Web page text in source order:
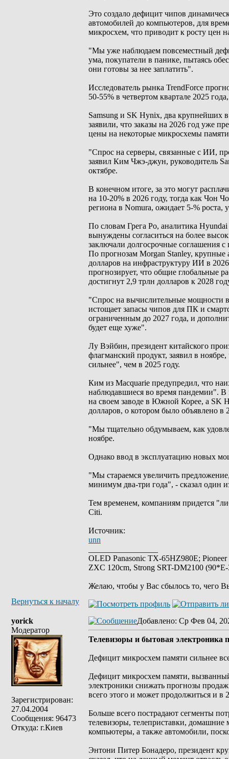
Это создало дефицит чипов
автомобилей до компьютеров, для
микросхем, что приводит к росту цен
"Мы уже наблюдаем повсеместный
ума, покупатели в панике, пытаясь
они готовы за нее заплатить".
Исследователь рынка TrendForce
50-55% в четвертом квартале 2025
Samsung и SK Hynix, два крупнейших
заявили, что заказы на 2026 год уже
цены на некоторые микросхемы
"Спрос на серверы, связанные с ИИ,
заявил Ким Чжэ-джун, руководитель
октябре.
В конечном итоге, за это могут
на 10-20% в 2026 году, тогда как Чон
региона в Nomura, ожидает 5-% роста,
По словам Грега Ро, аналитика
вынуждены согласиться на более
заключали долгосрочные соглашения
По прогнозам Morgan Stanley,
долларов на инфраструктуру ИИ в
прогнозирует, что общие глобальные
достигнут 2,9 трлн долларов к 2028
"Спрос на вычислительные мощности
истощает запасы чипов для ПК и
ограниченным до 2027 года, и
будет еще хуже".
Лу Вэйбин, президент китайского
флагманский продукт, заявил в
сильнее", чем в 2025 году.
Ким из Macquarie предупредил, что
наблюдавшиеся во время пандемии". В
на своем заводе в Южной Корее, а SK
долларов, о котором было объявлено в
"Мы тщательно обдумываем, как
ноябре.
Однако ввод в эксплуатацию новых
"Мы стараемся увеличить
минимум два-три года", - сказал один
Тем временем, компаниям придется
Citi.
Источник:
unn
OLED Panasonic TX-65HZ980E;
ZXC 120cm, Strong SRT-DM2100
Желаю, чтобы у Вас сбылось то, чего
Вернуться к началу
yorick
Модератор
Зарегистрирован:
27.04.2004
Сообщения: 96473
Откуда: г.Киев
Добавлено: Ср Фев 04,
Телевизоры и бытовая электроника
Дефицит микросхем памяти сильнее
Дефицит микросхем памяти, вызванный
электроники снижать прогнозы
всего этого и может продолжиться и в
Больше всего пострадают сегменты
телевизоры, телеприставки,
компьютеры, а также автомобили,
Энтони Питер Бонадеро, президент